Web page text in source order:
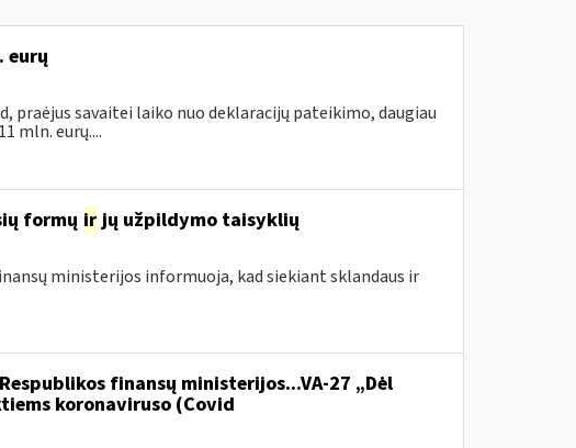
eurų
praėjus savaitei laiko nuo deklaracijų pateikimo, daugiau
mln. eurų....
formų irjų užpildymo taisyklių
ministerijos informuoja, kad siekiant sklandaus ir
finansų ministerijos...VA-27 „Dėl
koronaviruso (Covid